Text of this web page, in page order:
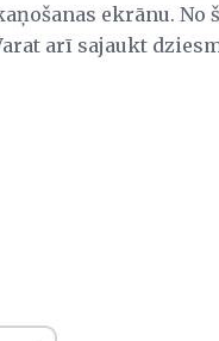
ekrānu. No
arī sajaukt